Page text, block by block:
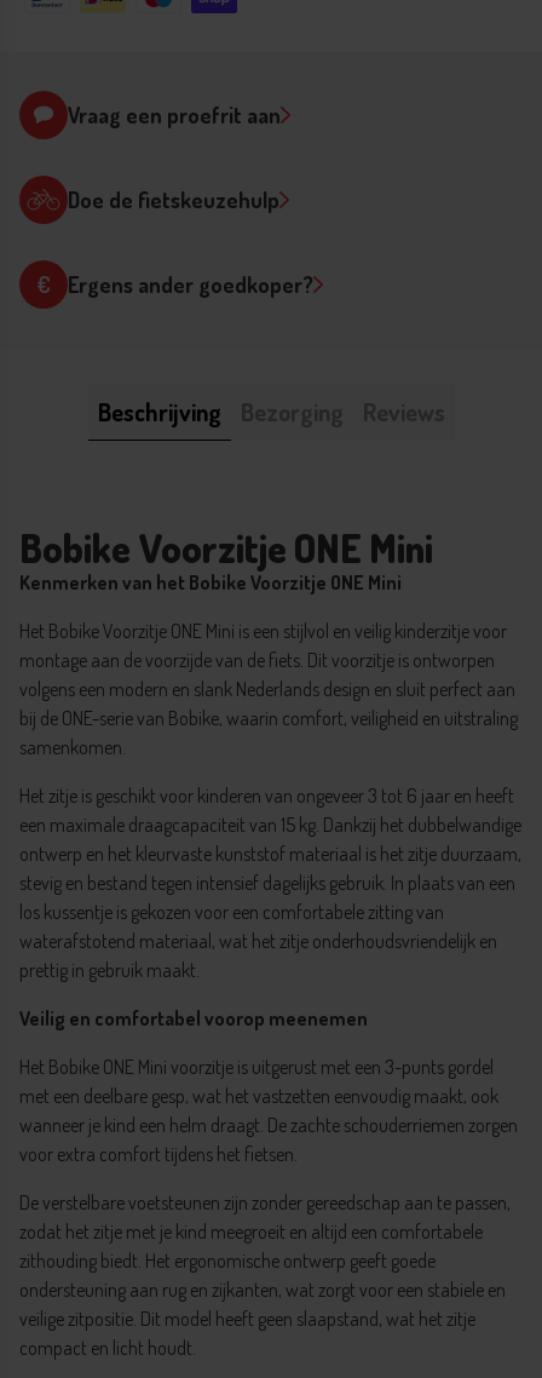
Vraag een proefrit aan
Doe de fietskeuzehulp
Ergens ander goedkoper?
Beschrijving
Bobike Voorzitje ONE Mini
Kenmerken van het Bobike Voorzitje ONE Mini
Het Bobike Voorzitje ONE Mini is een stijlvol en veilig kinderzitje voor
montage aan de voorzijde van de fiets. Dit voorzitje is ontworpen
volgens een modern en slank Nederlands design en sluit perfect aan
bij de ONE-serie van Bobike, waarin comfort, veiligheid en uitstraling
samenkomen.
Het zitje is geschikt voor kinderen van ongeveer 3 tot 6 jaar en heeft
een maximale draagcapaciteit van 15 kg. Dankzij het dubbelwandige
ontwerp en het kleurvaste kunststof materiaal is het zitje duurzaam,
stevig en bestand tegen intensief dagelijks gebruik. In plaats van een
los kussentje is gekozen voor een comfortabele zitting van
waterafstotend materiaal, wat het zitje onderhoudsvriendelijk en
prettig in gebruik maakt.
Veilig en comfortabel voorop meenemen
Het Bobike ONE Mini voorzitje is uitgerust met een 3-punts gordel
met een deelbare gesp, wat het vastzetten eenvoudig maakt, ook
wanneer je kind een helm draagt. De zachte schouderriemen zorgen
voor extra comfort tijdens het fietsen.
De verstelbare voetsteunen zijn zonder gereedschap aan te passen,
zodat het zitje met je kind meegroeit en altijd een comfortabele
zithouding biedt. Het ergonomische ontwerp geeft goede
ondersteuning aan rug en zijkanten, wat zorgt voor een stabiele en
veilige zitpositie. Dit model heeft geen slaapstand, wat het zitje
compact en licht houdt.